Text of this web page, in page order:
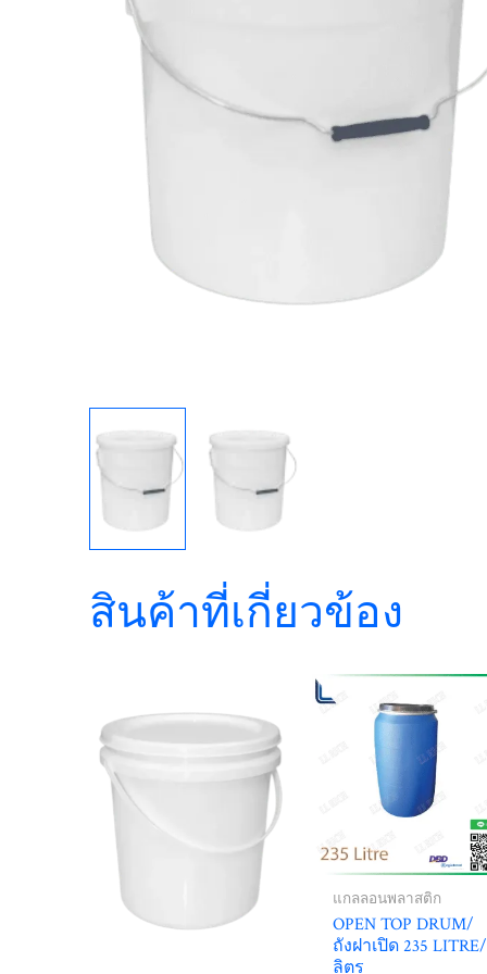
สินค้าที่เกี่ยวข้อง
แกลลอนพลาสติก
OPEN TOP DRUM/
ถังฝาเปิด 235 LITRE/
ลิตร